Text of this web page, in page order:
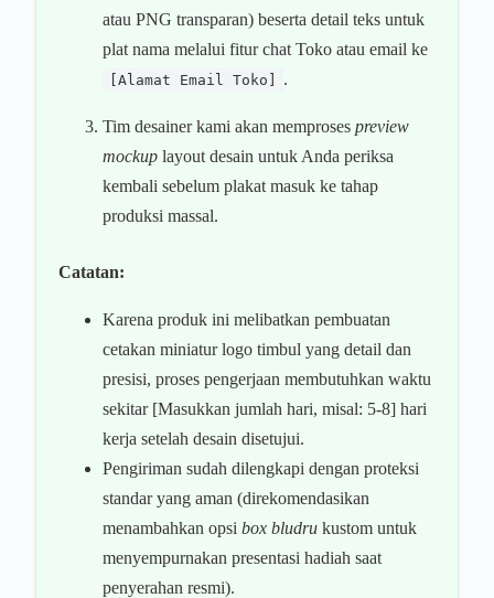
atau PNG transparan) beserta detail teks untuk
plat nama melalui fitur chat Toko atau email ke
[Alamat Email Toko] .
Tim desainer kami akan memproses preview
mockup layout desain untuk Anda periksa
kembali sebelum plakat masuk ke tahap
produksi massal.
Catatan:
Karena produk ini melibatkan pembuatan
cetakan miniatur logo timbul yang detail dan
presisi, proses pengerjaan membutuhkan waktu
sekitar [Masukkan jumlah hari, misal: 5-8] hari
kerja setelah desain disetujui.
Pengiriman sudah dilengkapi dengan proteksi
standar yang aman (direkomendasikan
menambahkan opsi box bludru kustom untuk
menyempurnakan presentasi hadiah saat
penyerahan resmi).